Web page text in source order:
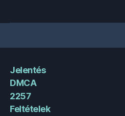
Jelentés
DMCA
2257
Feltételek